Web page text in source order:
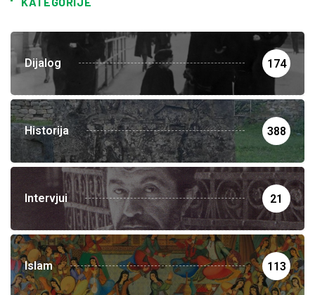
Dijalog 174
Historija 388
Intervjui 21
Islam 113